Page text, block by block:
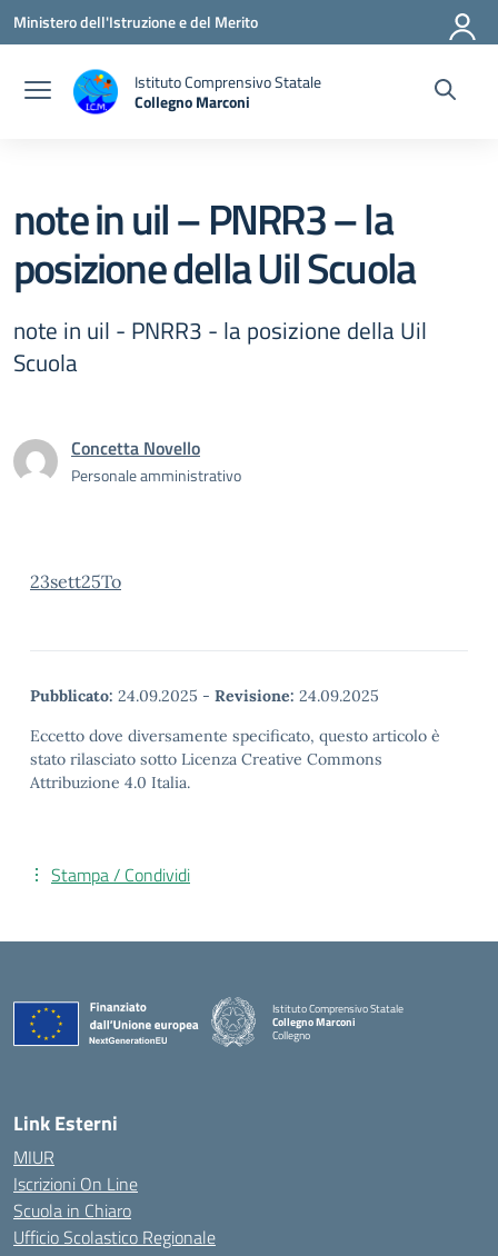
Vai ai contenuti
Vai al menu di navigazione
Vai al footer
Ministero dell'Istruzione e del Merito
Istituto Comprensivo Statale
Collegno Marconi
note in uil – PNRR3 – la
posizione della Uil Scuola
note in uil - PNRR3 - la posizione della Uil
Scuola
Concetta Novello
Personale amministrativo
23sett25To
Pubblicato: 24.09.2025 - Revisione: 24.09.2025
Eccetto dove diversamente specificato, questo articolo è
stato rilasciato sotto Licenza Creative Commons
Attribuzione 4.0 Italia.
Stampa / Condividi
Istituto Comprensivo Statale
Collegno Marconi
Collegno
Link Esterni
MIUR
Iscrizioni On Line
Scuola in Chiaro
Ufficio Scolastico Regionale